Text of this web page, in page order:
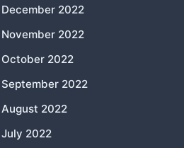
December 2022
November 2022
October 2022
September 2022
August 2022
July 2022